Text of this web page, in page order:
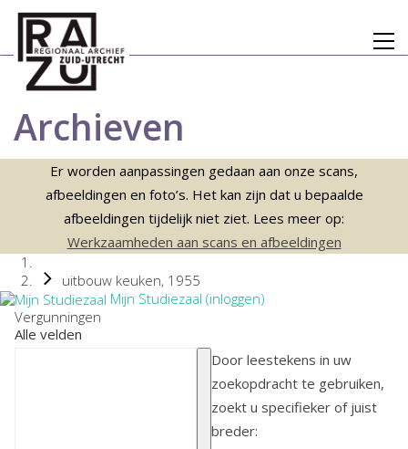
Archieven
Er worden aanpassingen gedaan aan onze scans,
afbeeldingen en foto’s. Het kan zijn dat u bepaalde
afbeeldingen tijdelijk niet ziet. Lees meer op:
Werkzaamheden aan scans en afbeeldingen
uitbouw keuken, 1955
Mijn Studiezaal (inloggen)
Vergunningen
Alle velden
Door leestekens in uw
zoekopdracht te gebruiken,
zoekt u specifieker of juist
breder: